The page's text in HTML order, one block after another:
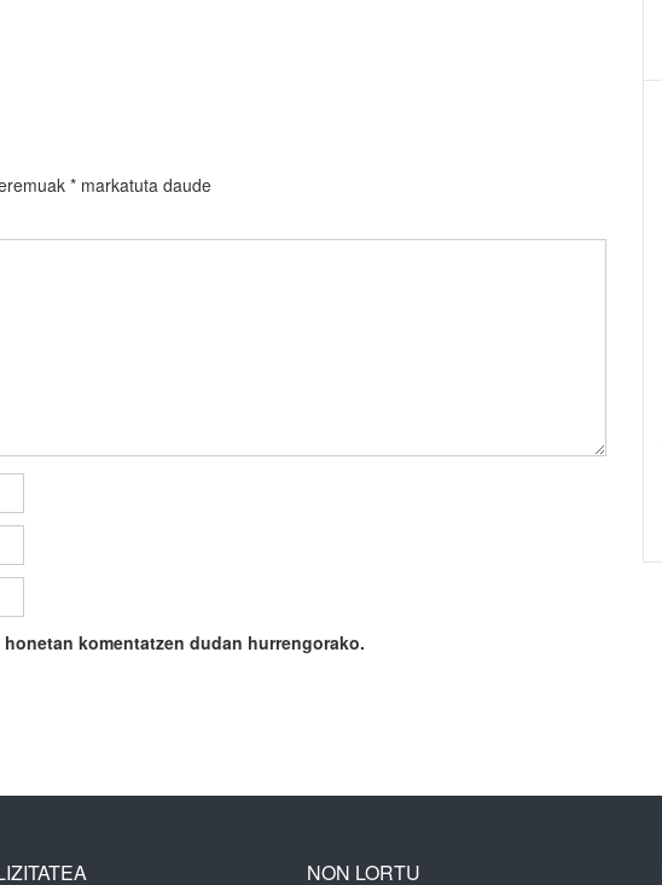
* markatuta daude
komentatzen dudan hurrengorako.
NON LORTU